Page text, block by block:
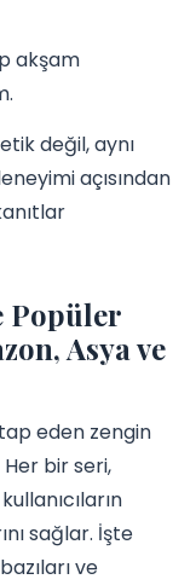
akşam
değil, aynı
açısından
Popüler
Asya ve
eden zengin
bir seri,
sağlar. İşte
ve